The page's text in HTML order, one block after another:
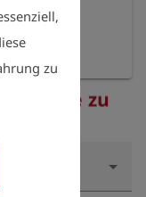
zu
Preise zu